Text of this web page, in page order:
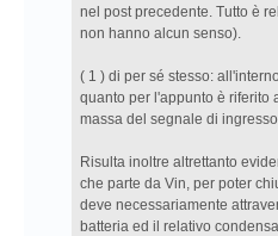
nel post precedente. Tutto è
non hanno alcun senso).
( 1 ) di per sé stesso:
quanto per l'appunto è riferito
massa del segnale di
Risulta inoltre altrettanto
che parte da Vin, per poter
deve necessariamente
batteria ed il relativo